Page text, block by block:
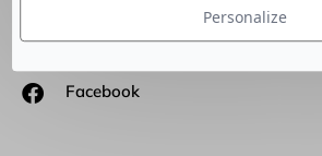
Linkedin
Facebook
Personalize